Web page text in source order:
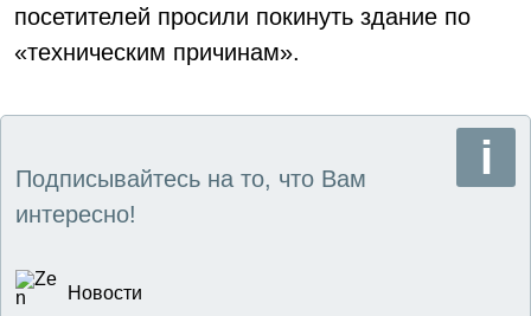
посетителей просили покинуть здание по
«техническим причинам».
Подписывайтесь на то, что Вам
интересно!
Новости